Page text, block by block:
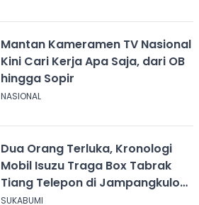
Mantan Kameramen TV Nasional
Kini Cari Kerja Apa Saja, dari OB
hingga Sopir
NASIONAL
Dua Orang Terluka, Kronologi
Mobil Isuzu Traga Box Tabrak
Tiang Telepon di Jampangkulon
Sukabumi
SUKABUMI